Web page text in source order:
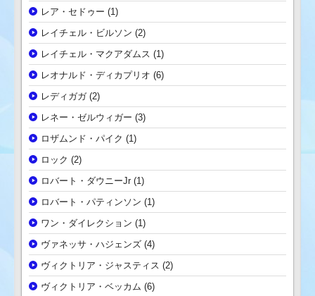
レア・セドゥー (1)
レイチェル・ビルソン (2)
レイチェル・マクアダムス (1)
レオナルド・ディカプリオ (6)
レディガガ(2)
レネー・ゼルウィガー (3)
ロザムンド・パイク (1)
ロック (2)
ロバート・ダウニーJr (1)
ロバート・パティンソン (1)
ワン・ダイレクション (1)
ヴァネッサ・ハジェンズ (4)
ヴィクトリア・ジャスティス (2)
ヴィクトリア・ベッカム (6)